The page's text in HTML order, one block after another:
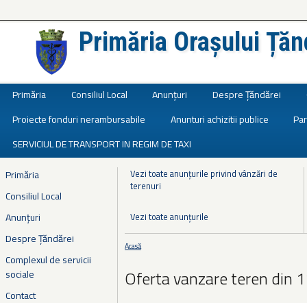
Primăria Orașului
Primăria Consiliul Local Anunțuri Despre Țăndărei
Proiecte fonduri nerambursabile
Anunturi achizitii publice
SERVICIUL DE TRANSPORT IN REGIM DE TAXI
Primăria
Consiliul Local
Anunțuri
Despre Țăndărei
Complexul de servicii
sociale
Contact
Vezi toate anunțurile privind vânzări de
terenuri
Vezi toate anunțurile
Eşti aici
Acasă
Oferta vanzare teren din